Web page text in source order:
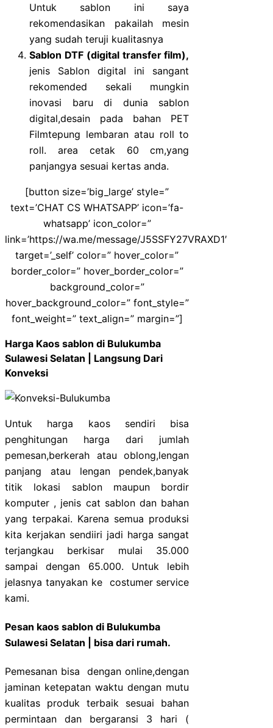
Untuk sablon ini saya
rekomendasikan pakailah mesin
yang sudah teruji kualitasnya
Sablon DTF (digital transfer film),
jenis Sablon digital ini sangant
rekomended sekali mungkin
inovasi baru di dunia sablon
digital,desain pada bahan PET
Filmtepung lembaran atau roll to
roll. area cetak 60 cm,yang
panjangya sesuai kertas anda.
[button size=’big_large’ style=”
text=’CHAT CS WHATSAPP’ icon=’fa-
whatsapp’ icon_color=”
link=’https://wa.me/message/J5SSFY27VRAXD1′
target=’_self’ color=” hover_color=”
border_color=” hover_border_color=”
background_color=”
hover_background_color=” font_style=”
font_weight=” text_align=” margin=”]
Harga Kaos sablon di Bulukumba
Sulawesi Selatan | Langsung Dari
Konveksi
Untuk harga kaos sendiri bisa
penghitungan harga dari jumlah
pemesan,berkerah atau oblong,lengan
panjang atau lengan pendek,banyak
titik lokasi sablon maupun bordir
komputer , jenis cat sablon dan bahan
yang terpakai. Karena semua produksi
kita kerjakan sendiiri jadi harga sangat
terjangkau berkisar mulai 35.000
sampai dengan 65.000. Untuk lebih
jelasnya tanyakan ke costumer service
kami.
Pesan kaos sablon di Bulukumba
Sulawesi Selatan | bisa dari rumah.
Pemesanan bisa dengan online,dengan
jaminan ketepatan waktu dengan mutu
kualitas produk terbaik sesuai bahan
permintaan dan bergaransi 3 hari (